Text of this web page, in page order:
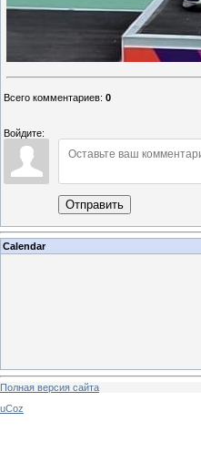
Всего комментариев: 0
Войдите:
Отправить
Calendar
Полная версия сайта
uCoz